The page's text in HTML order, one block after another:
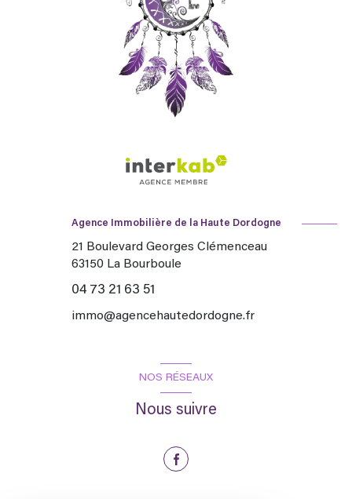
Agence Immobilière de la Haute Dordogne
21 Boulevard Georges Clémenceau
63150 La Bourboule
04 73 21 63 51
immo@agencehautedordogne.fr
NOS RÉSEAUX
Nous suivre